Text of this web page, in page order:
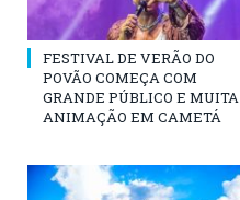
FESTIVAL DE VERÃO DO
POVÃO COMEÇA COM
GRANDE PÚBLICO E MUITA
ANIMAÇÃO EM CAMETÁ